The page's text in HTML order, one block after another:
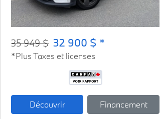
35 949 $ 32 900 $ *
*Plus Taxes et licenses
Découvrir Financement